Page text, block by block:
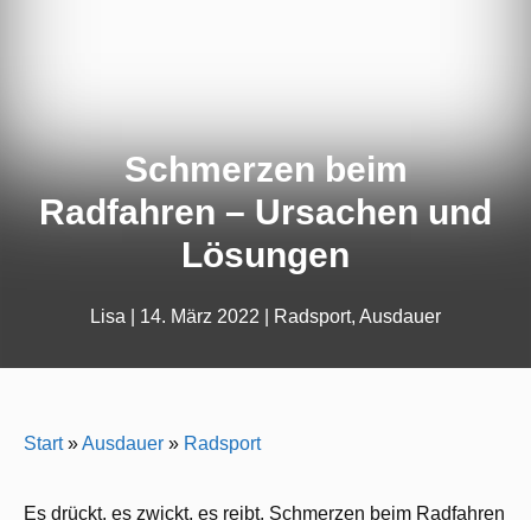
Schmerzen beim
Radfahren – Ursachen und
Lösungen
Lisa 14. März 2022 Radsport, Ausdauer
Start»Ausdauer » Radsport
Es drückt, es zwickt, es reibt. Schmerzen beim Radfahren